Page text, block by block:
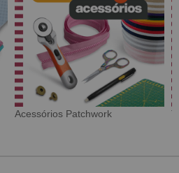
Sarja Impermeável